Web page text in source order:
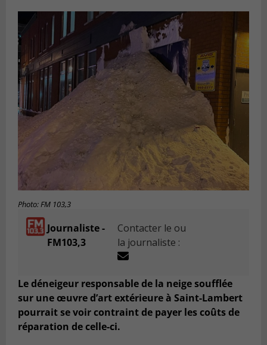
Photo: FM 103,3
Journaliste -
FM103,3
Contacter le ou
la journaliste :
Le déneigeur responsable de la neige soufflée
sur une œuvre d’art extérieure à Saint-Lambert
pourrait se voir contraint de payer les coûts de
réparation de celle-ci.